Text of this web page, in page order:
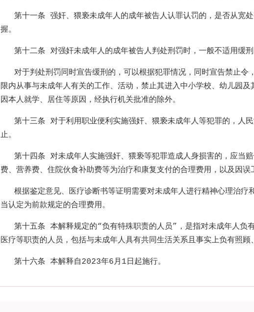
第十一条 强奸、猥亵未成年人的成年被告人认罪认罚的，是否从宽
握。
第十二条 对强奸未成年人的成年被告人判处刑罚时，一般不适用缓刑
对于判处刑罚同时宣告缓刑的，可以根据犯罪情况，同时宣告禁止令
限内从事与未成年人有关的工作、活动，禁止其进入中小学校、幼儿园
因本人就学、居住等原因，经执行机关批准的除外。
第十三条 对于利用职业便利实施强奸、猥亵未成年人等犯罪的，人
止。
第十四条 对未成年人实施强奸、猥亵等犯罪造成人身损害的，应当
费、营养费、住院伙食补助费等为治疗和康复支付的合理费用，以及因误
根据鉴定意见、医疗诊断书等证明需要对未成年人进行精神心理治疗
当认定为前款规定的合理费用。
第十五条 本解释规定的“负有特殊职责的人员” ，是指对未成年人负
医疗等职责的人员，包括与未成年人具有共同生活关系且事实上负有照顾
第十六条 本解释自2023年6月 1 日起施行。